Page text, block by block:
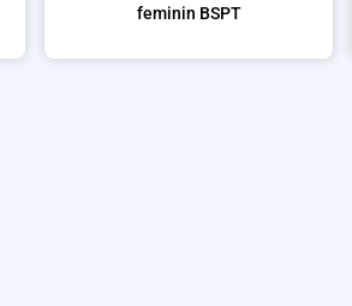
feminin BSPT